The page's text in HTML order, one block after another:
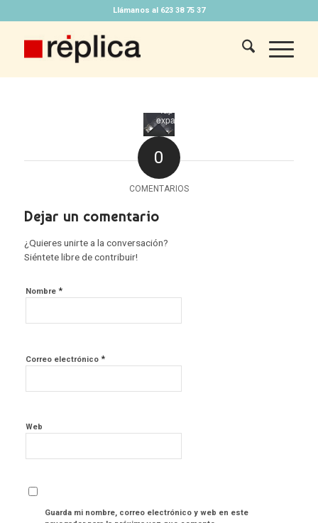
Llámanos al 623 38 75 37
expand
0
COMENTARIOS
Dejar un comentario
¿Quieres unirte a la conversación?
Siéntete libre de contribuir!
Nombre *
Correo electrónico *
Web
Guarda mi nombre, correo electrónico y web en este